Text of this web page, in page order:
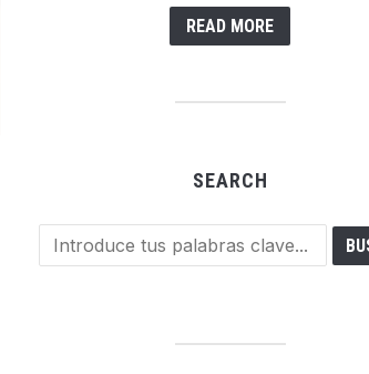
READ MORE
SEARCH